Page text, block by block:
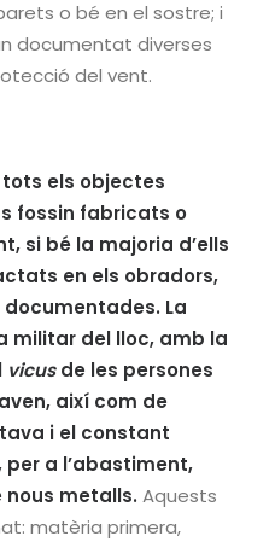
o bé en el sostre; i
documentat diverses
del vent.
els objectes
fossin fabricats o
si bé la majoria d’ells
en els obradors,
La
militar del lloc, amb la
vicusde les persones
així com de
i el constant
a l’abastiment,
metalls. Aquests
matèria primera,